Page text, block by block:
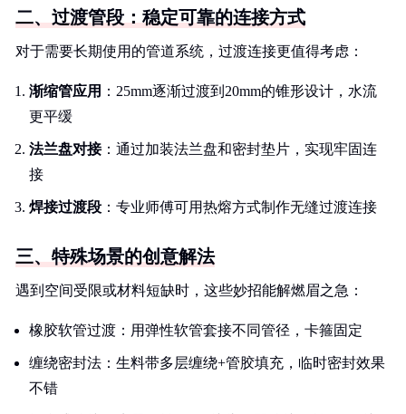
二、过渡管段：稳定可靠的连接方式
对于需要长期使用的管道系统，过渡连接更值得考虑：
渐缩管应用 ：25mm逐渐过渡到20mm的锥形设计，水流
更平缓
法兰盘对接：通过加装法兰盘和密封垫片，实现牢固连
接
焊接过渡段 ：专业师傅可用热熔方式制作无缝过渡连接
三、特殊场景的创意解法
遇到空间受限或材料短缺时，这些妙招能解燃眉之急：
橡胶软管过渡：用弹性软管套接不同管径，卡箍固定
缠绕密封法：生料带多层缠绕+管胶填充，临时密封效果
不错